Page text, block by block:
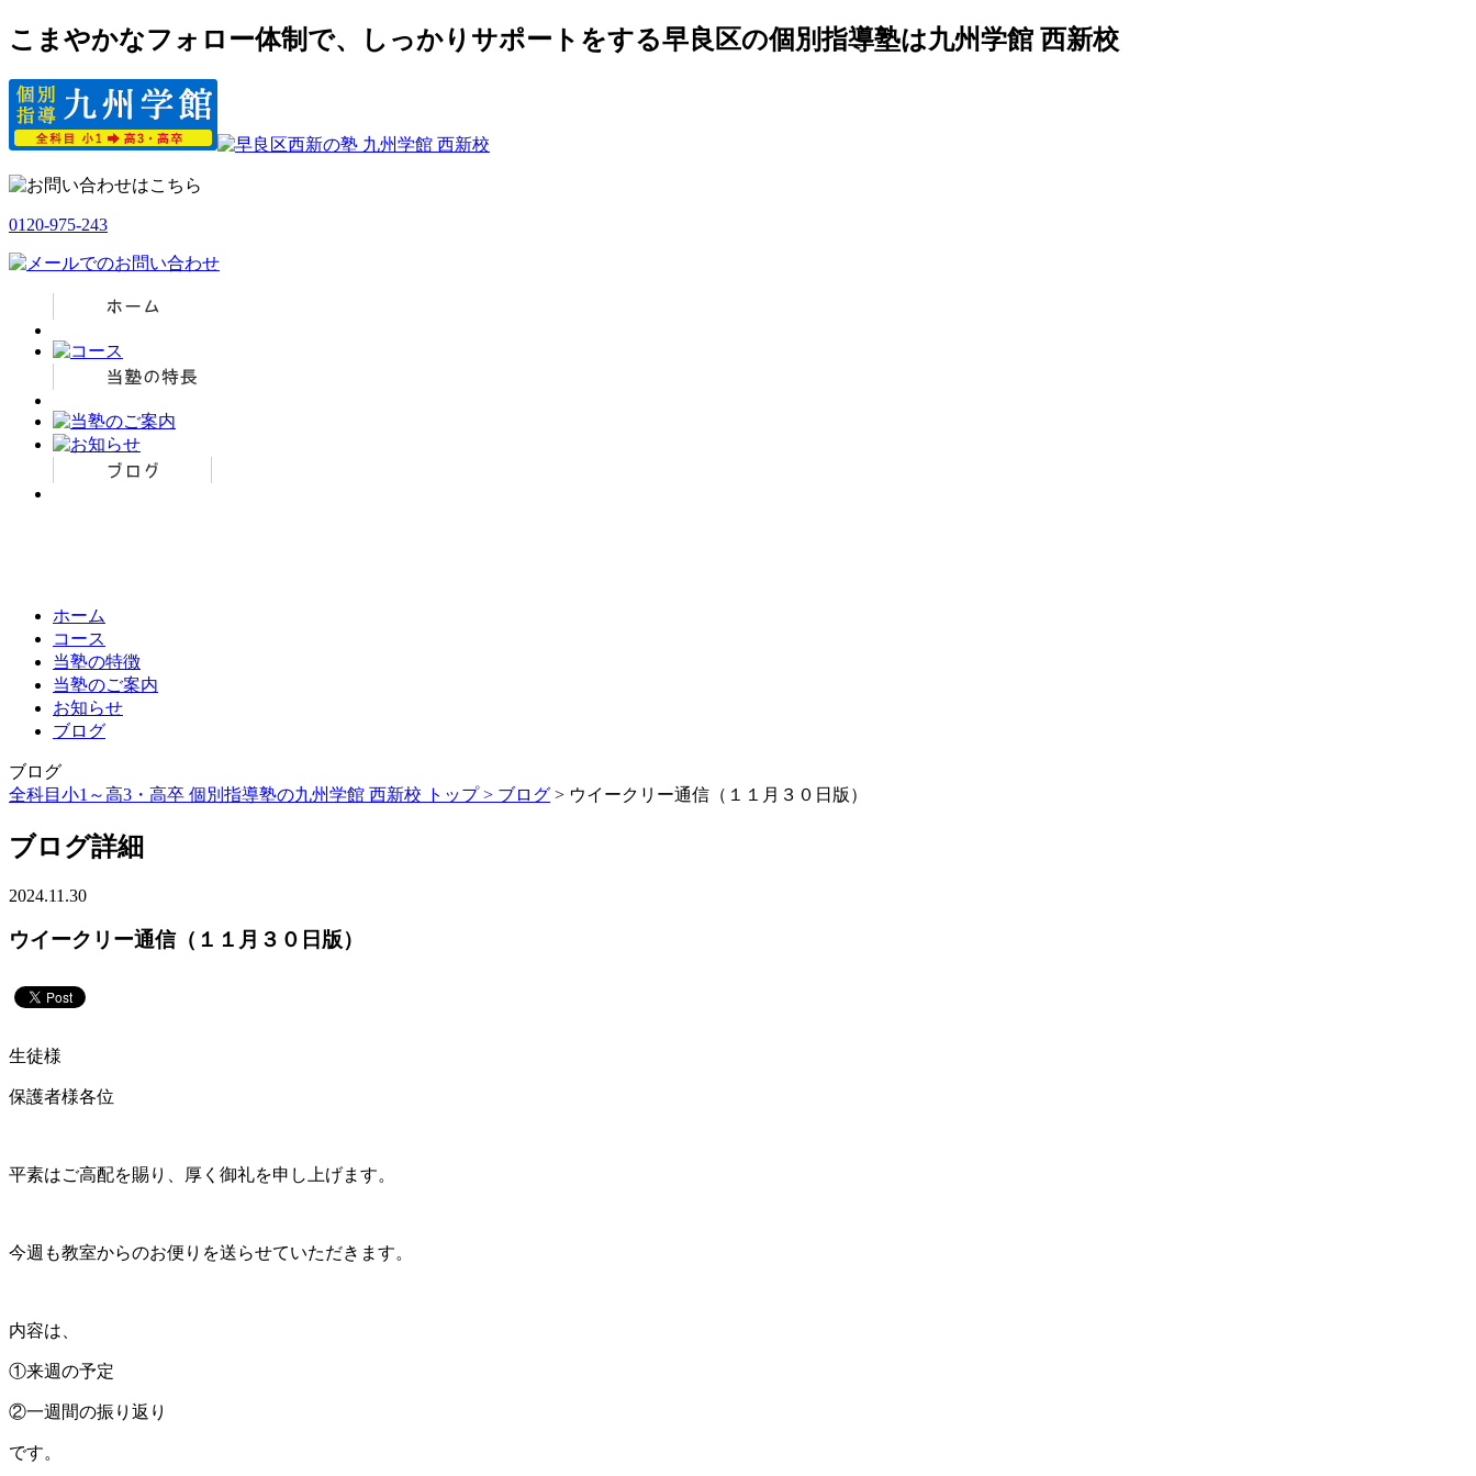
こまやかなフォロー体制で、しっかりサポートをする早良区の個別指導塾は九州学館 西新校
0120-975-243
ホーム
コース
当塾の特徴
当塾のご案内
お知らせ
ブログ
ブログ
全科目小1～高3・高卒 個別指導塾の九州学館 西新校 トップ > ブログ > ウイークリー通信（１１月３０日版）
ブログ詳細
2024.11.30
ウイークリー通信（１１月３０日版）
生徒様
保護者様各位
平素はご高配を賜り、厚く御礼を申し上げます。
今週も教室からのお便りを送らせていただきます。
内容は、
①来週の予定
②一週間の振り返り
です。